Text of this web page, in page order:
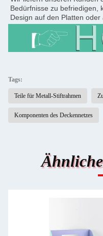
Bedürfnisse zu befriedigen,
Design auf den Platten oder
Tags:
Teile für Metall-Stiftrahmen
Komponenten des Deckennetzes